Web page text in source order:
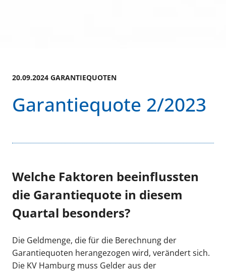
20.09.2024 GARANTIEQUOTEN
Garantiequote 2/2023
Welche Faktoren beeinflussten
die Garantiequote in diesem
Quartal besonders?
Die Geldmenge, die für die Berechnung der
Garantiequoten herangezogen wird, verändert sich.
Die KV Hamburg muss Gelder aus der